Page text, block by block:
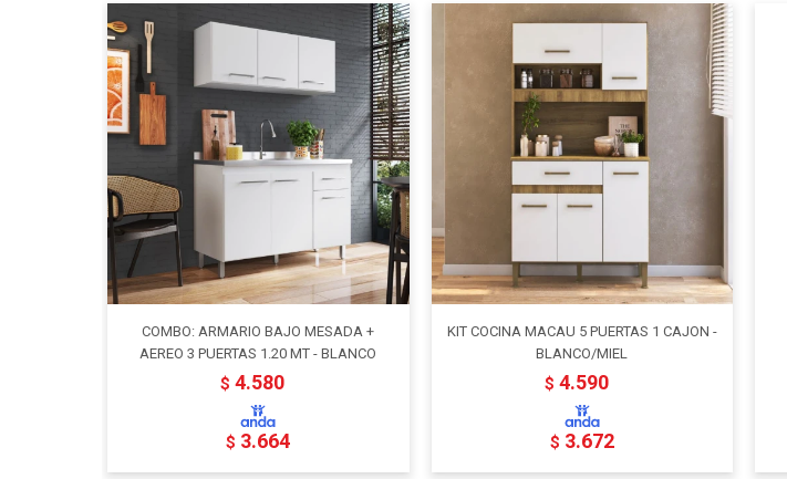
COMBO: ARMARIO BAJO MESADA +
AEREO 3 PUERTAS 1.20 MT - BLANCO
$ 4.580
$ 3.664
KIT COCINA MACAU 5 PUERTAS 1 CAJON -
BLANCO/MIEL
$ 4.590
$ 3.672